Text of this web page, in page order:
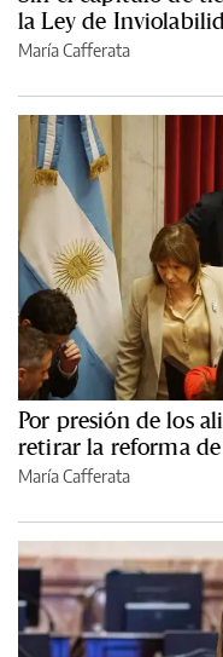
la Ley de
María Cafferata
Por presión de los
retirar la reforma
María Cafferata